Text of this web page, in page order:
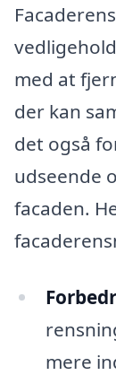
med at
der kan
det også
udseende
facaden.
mere